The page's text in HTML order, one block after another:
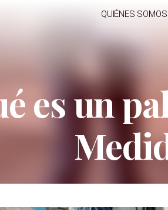
QUIÉNES SOMOS
es un